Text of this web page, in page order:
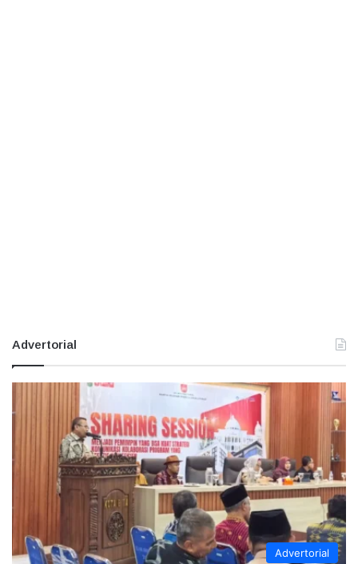
Advertorial
Advertorial